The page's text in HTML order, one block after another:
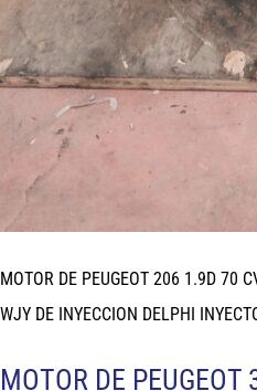
MOTOR DE PEUGEOT 206 1.9D 70
WJY DE INYECCION DELPHI
MOTOR DE